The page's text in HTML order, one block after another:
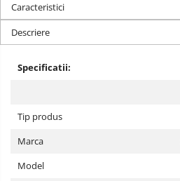
Caracteristici
Descriere
Specificatii:
Tip produs
Marca
Model